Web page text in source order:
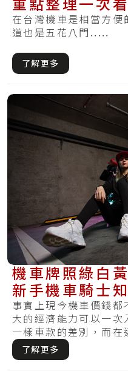
車與過戶重點
在台灣機車是相當方便
道也是五花八門.....
了解更多
機車牌照綠白
新手機車騎士
事實上現今機車價錢
大的經濟能力可以一次
一樣車款的差別，而
選擇.....
了解更多